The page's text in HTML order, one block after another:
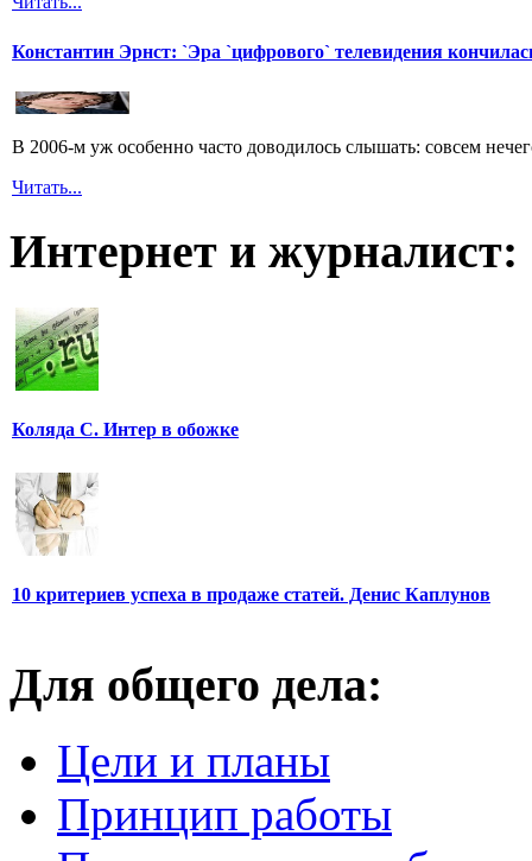
Константин Эрнст: `Эра `цифрового` телевидения
В 2006-м уж особенно часто доводилось слышать: совсем
Читать...
Интернет и журналист:
Коляда С. Интер в обожке
10 критериев успеха в продаже статей. Денис Каплунов
Для общего дела:
Цели и планы
Принцип работы